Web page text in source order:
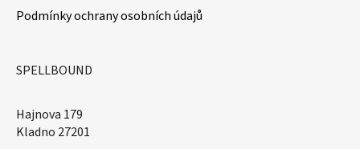
Podmínky ochrany osobních údajů
SPELLBOUND
Hajnova 179
Kladno 27201